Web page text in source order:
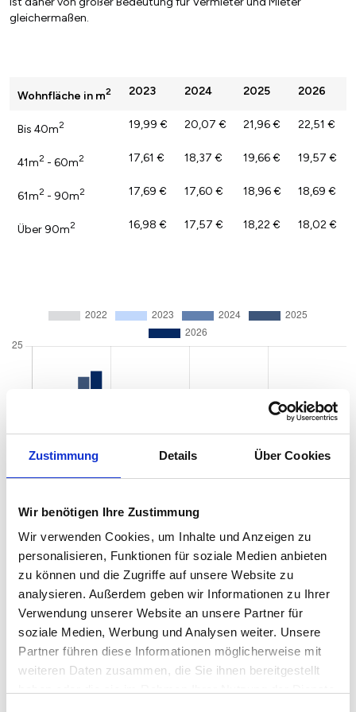
Zustimmung Details Über Cookies
Wir benötigen Ihre Zustimmung
Wir verwenden Cookies, um Inhalte und Anzeigen zu
personalisieren, Funktionen für soziale Medien anbieten
zu können und die Zugriffe auf unsere Website zu
analysieren. Außerdem geben wir Informationen zu Ihrer
Verwendung unserer Website an unsere Partner für
soziale Medien, Werbung und Analysen weiter. Unsere
Partner führen diese Informationen möglicherweise mit
weiteren Daten zusammen, die Sie ihnen bereitgestellt
gleichermaßen.
Wohnfläche in m2 2023 2024 2025 2026
Bis 40m2 19,99 € 20,07 € 21,96 € 22,51 €
41m2 - 60m2 17,61 € 18,37 € 19,66 € 19,57 €
61m2 - 90m2 17,69 € 17,60 € 18,96 € 18,69 €
Über 90m2 16,98 € 17,57 € 18,22 € 18,02 €
Mietspiegel nach Baujahr pro qm 2026 in